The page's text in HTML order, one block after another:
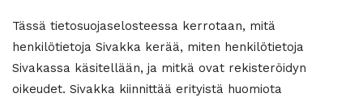
Tässä tietosuojaselosteessa kerrotaan, mitä
henkilötietoja Sivakka kerää, miten henkilötietoja
Sivakassa käsitellään, ja mitkä ovat rekisteröidyn
oikeudet. Sivakka kiinnittää erityistä huomiota